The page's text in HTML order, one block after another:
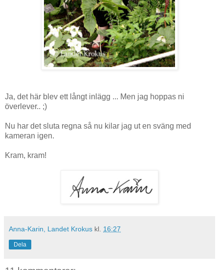
Ja, det här blev ett långt inlägg ... Men jag hoppas ni
överlever.. ;)
Nu har det sluta regna så nu kilar jag ut en sväng med
kameran igen.
Kram, kram!
Anna-Karin, Landet Krokus kl. 16:27
Dela